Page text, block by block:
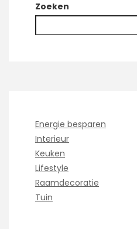
Zoeken
Energie besparen
Interieur
Keuken
Lifestyle
Raamdecoratie
Tuin